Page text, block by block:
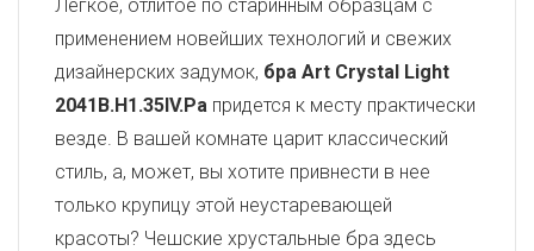
Легкое, отлитое по старинным образцам с
применением новейших технологий и свежих
дизайнерских задумок, бра Art Crystal Light
2041B.H1.35IV.Pa придется к месту практически
везде. В вашей комнате царит классический
стиль, а, может, вы хотите привнести в нее
только крупицу этой неустаревающей
красоты? Чешские хрустальные бра здесь